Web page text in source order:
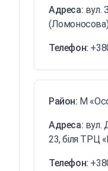
Адреса: вул.
Телефон:
Район: М
Адреса: вул.
23, біля ТРЦ
Телефон: